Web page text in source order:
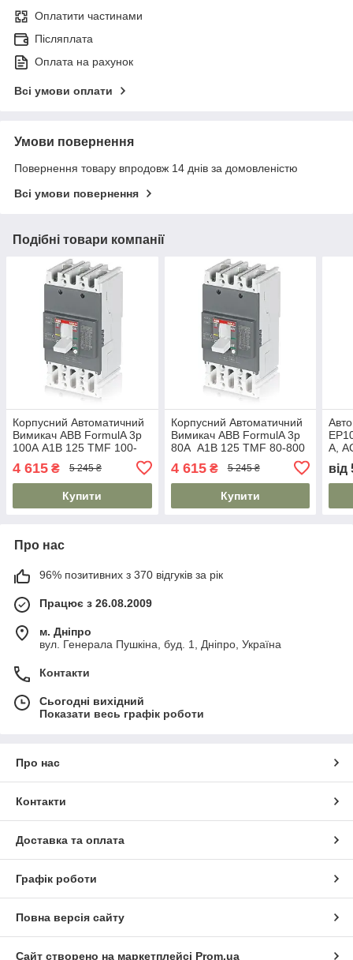
Оплатити частинами
Післяплата
Оплата на рахунок
Всі умови оплати
Умови повернення
Повернення товару впродовж 14 днів за домовленістю
Всі умови повернення
Подібні товари компанії
Корпусний Автоматичний
Вимикач ABB FormulA 3p
100А A1B 125 TMF 100-
4 615 ₴ 5 245 ₴
Купити
Корпусний Автоматичний
Вимикач ABB FormulA 3p
80А A1B 125 TMF 80-800
4 615₴ 5 245 ₴
Купити
А,
від
Про нас
96% позитивних з 370 відгуків за рік
Працює з 26.08.2009
м. Дніпро
вул. Генерала Пушкіна, буд. 1, Дніпро, Україна
Контакти
Сьогодні вихідний
Показати весь графік роботи
Про нас
Контакти
Доставка та оплата
Графік роботи
Повна версія сайту
Сайт створено на маркетплейсі Prom.ua